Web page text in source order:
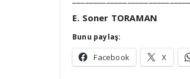
E. Soner TORAMAN
Bunu paylaş:
Facebook X